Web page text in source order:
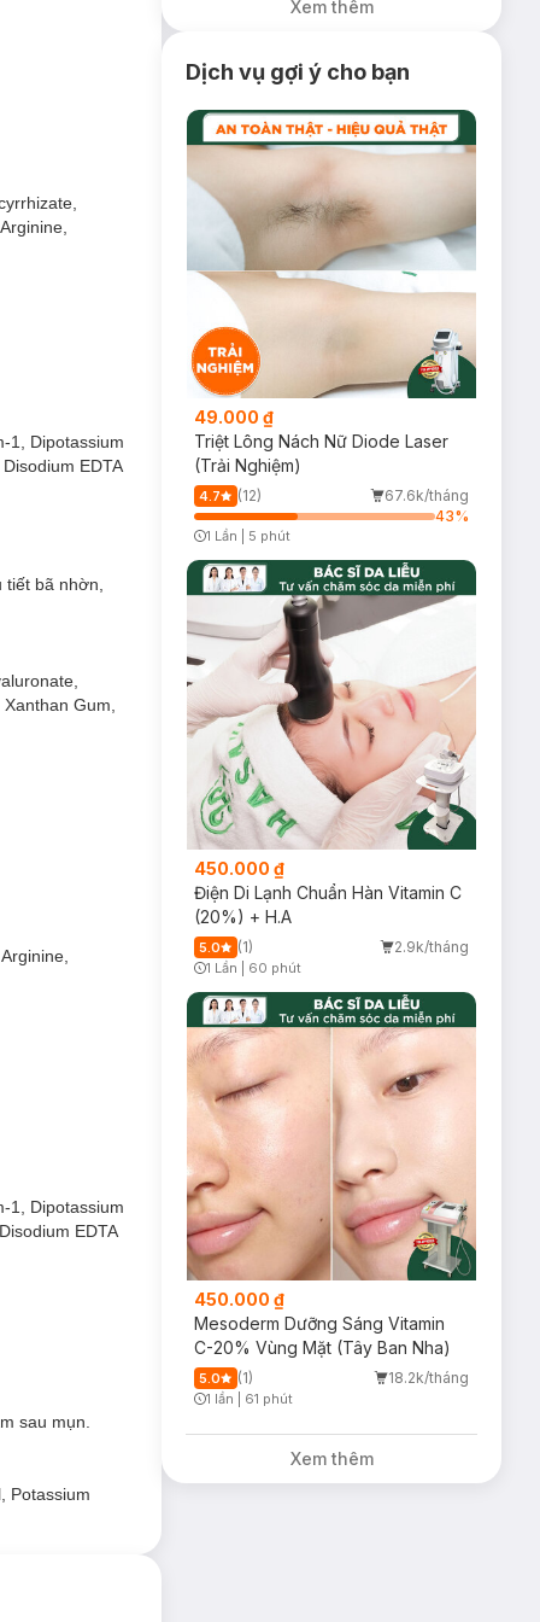
thảo mang đến
tức thì.
dưỡng ẩm
lại làn da sáng
khỏe mạnh và
sức sống.
1, Dipotassium
EDTA
bã nhờn,
Gum,
1, Dipotassium
EDTA
sau mụn.
Potassium
Điểm Colorkey
Xem thêm
Dịch vụ gợi ý cho bạn
49.000 ₫
Triệt Lông Nách Nữ Diode Laser
(Trải Nghiệm)
4.7 (12)
67.6k/tháng
43%
1 Lần 5 phút
450.000 ₫
Điện Di Lạnh Chuẩn Hàn Vitamin C
(20%) + H.A
5.0 (1) 2.9k/tháng
Timer Gray Icon
1 Lần 60 phút
450.000 ₫
Mesoderm Dưỡng Sáng Vitamin
C-20% Vùng Mặt (Tây Ban Nha)
5.0 (1) 18.2k/tháng
1 lần 61 phút
Xem thêm